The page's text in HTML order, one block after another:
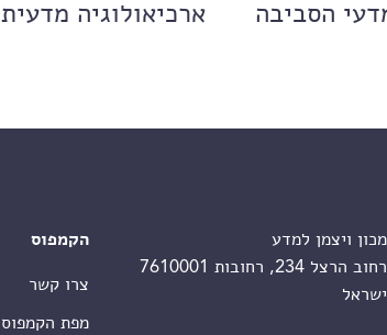
הסביבה ארכיאולוגיה מדעית
מכון ויצמן למדע
רחוב הרצל 234, רחובות 7610001
ישראל
הקמפוס
צרו קשר
מפת הקמפוס